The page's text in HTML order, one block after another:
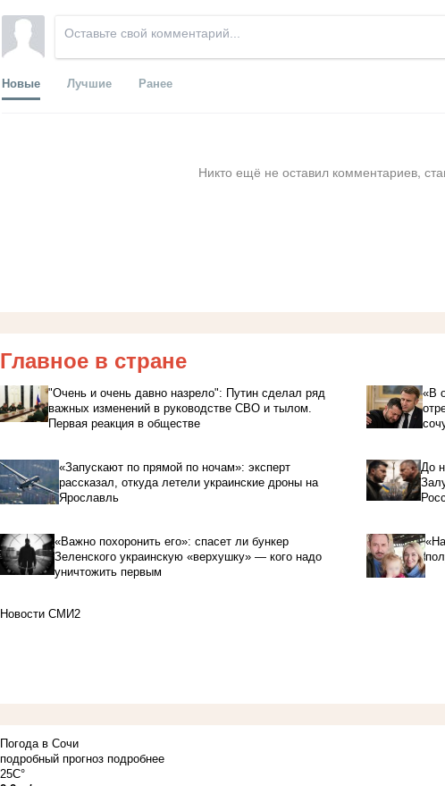
Новые Лучшие Ранее
Никто ещё не оставил комментариев,
Главное в стране
"Очень и очень давно назрело": Путин сделал ряд
важных изменений в руководстве СВО и тылом.
Первая реакция в обществе
«В
«Запускают по прямой по ночам»: эксперт
рассказал, откуда летели украинские дроны на
Ярославль
До
«Важно похоронить его»: спасет ли бункер
Зеленского украинскую «верхушку» — кого надо
уничтожить первым
Новости СМИ2
Погода в Сочи
подробный прогноз подробнее
25C°